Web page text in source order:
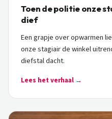
Toen de politie onze
dief
Een grapje over opwarmen
onze stagiair de winkel
diefstal dacht.
Lees het verhaal →